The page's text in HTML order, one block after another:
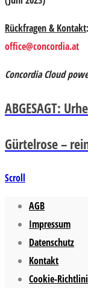
Rückfragen& Kontakt:
office@concordia.at
Concordia Cloud
ABGESAGT:
Gürtelrose –
Scroll
AGB
Impressum
Datenschutz
Kontakt
Cookie-